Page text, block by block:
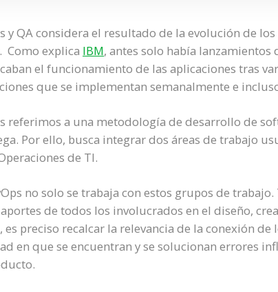
y QA considera el resultado de la evolución de
Como explica IBM, antes solo había lanzamientos
el funcionamiento de las aplicaciones tras
que se implementan semanalmente e
referimos a una metodología de desarrollo de
Por ello, busca integrar dos áreas de trabajo
de TI.
no solo se trabaja con estos grupos de trabajo.
de todos los involucrados en el diseño,
preciso recalcar la relevancia de la conexión de
en que se encuentran y se solucionan errores
.